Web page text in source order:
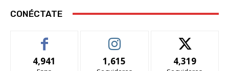
CONÉCTATE
4,941 1,615 4,319